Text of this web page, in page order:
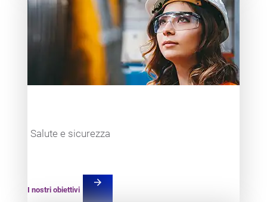
Salute e sicurezza
I nostri obiettivi
arrow_forward